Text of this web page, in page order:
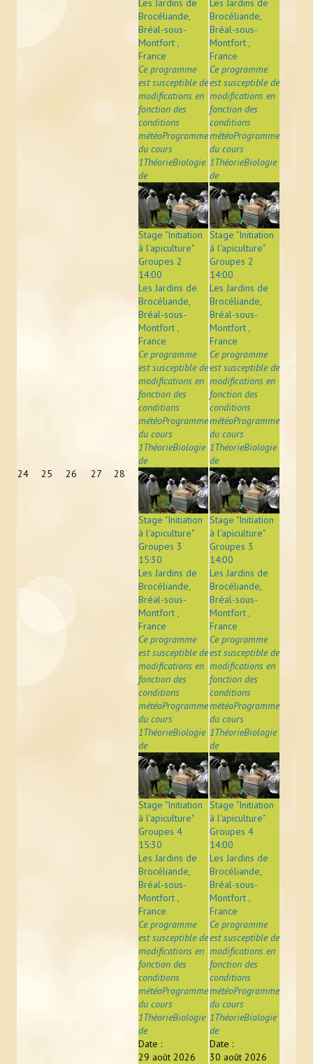
24 25 26 27 28
Les Jardins de
Brocéliande,
Bréal-sous-
Montfort ,
France
Ce programme
est susceptible de
modifications en
fonction des
conditions
météoProgramme
du cours
1ThéorieBiologie
de
Stage "Initiation
à l'apiculture"
Groupes 2
14:00
Les Jardins de
Brocéliande,
Bréal-sous-
Montfort ,
France
Ce programme
est susceptible de
modifications en
fonction des
conditions
météoProgramme
du cours
1ThéorieBiologie
de
Stage "Initiation
à l'apiculture"
Groupes 3
15:30
Les Jardins de
Brocéliande,
Bréal-sous-
Montfort ,
France
Ce programme
est susceptible de
modifications en
fonction des
conditions
météoProgramme
du cours
1ThéorieBiologie
de
Stage "Initiation
à l'apiculture"
Groupes 4
15:30
Les Jardins de
Brocéliande,
Bréal-sous-
Montfort ,
France
Ce programme
est susceptible de
modifications en
fonction des
conditions
météoProgramme
du cours
1ThéorieBiologie
de
Date :
29 août 2026
Les Jardins de
Brocéliande,
Bréal-sous-
Montfort ,
France
Ce programme
est susceptible de
modifications en
fonction des
conditions
météoProgramme
du cours
1ThéorieBiologie
de
Stage "Initiation
à l'apiculture"
Groupes 2
14:00
Les Jardins de
Brocéliande,
Bréal-sous-
Montfort ,
France
Ce programme
est susceptible de
modifications en
fonction des
conditions
météoProgramme
du cours
1ThéorieBiologie
de
Stage "Initiation
à l'apiculture"
Groupes 3
14:00
Les Jardins de
Brocéliande,
Bréal-sous-
Montfort ,
France
Ce programme
est susceptible de
modifications en
fonction des
conditions
météoProgramme
du cours
1ThéorieBiologie
de
Stage "Initiation
à l'apiculture"
Groupes 4
14:00
Les Jardins de
Brocéliande,
Bréal-sous-
Montfort ,
France
Ce programme
est susceptible de
modifications en
fonction des
conditions
météoProgramme
du cours
1ThéorieBiologie
de
Date :
30 août 2026